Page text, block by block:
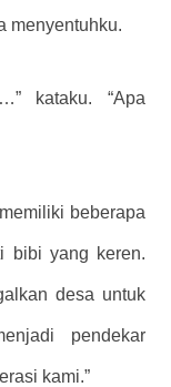
menyentuhku.
kataku. “Apa
beberapa
bibi yang keren.
desa untuk
pendekar
kami.”